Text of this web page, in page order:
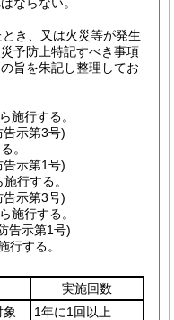
き、又は火災等が発生
予防上特記すべき事項
旨を朱記し整理してお
施行する。
告示第3号)
。
告示第1号)
行する。
告示第3号)
施行する。
告示第1号)
行する。
実施回数
1年に1回以上